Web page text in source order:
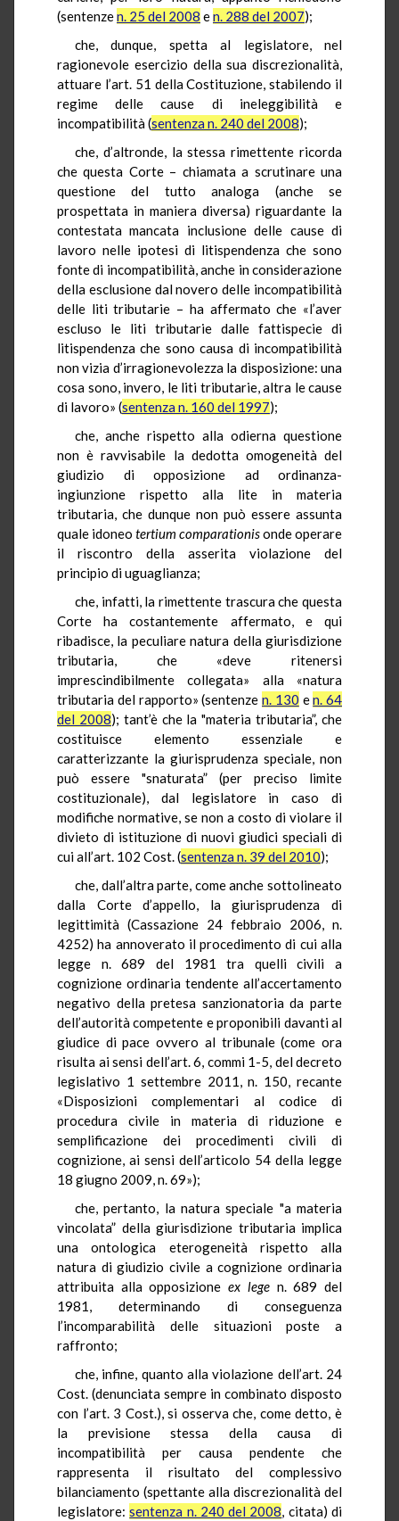
(sentenzen. 25 del 2008 en. 288 del 2007);
che, dunque, spetta al legislatore, nel
ragionevole esercizio della sua discrezionalità,
attuare l’art. 51 della Costituzione, stabilendo il
regime delle cause di ineleggibilità e
incompatibilità (sentenza n. 240 del 2008);
che, d’altronde, la stessa rimettente ricorda
che questa Corte – chiamata a scrutinare una
questione del tutto analoga (anche se
prospettata in maniera diversa) riguardante la
contestata mancata inclusione delle cause di
lavoro nelle ipotesi di litispendenza che sono
fonte di incompatibilità, anche in considerazione
della esclusione dal novero delle incompatibilità
delle liti tributarie – ha affermato che «l’aver
escluso le liti tributarie dalle fattispecie di
litispendenza che sono causa di incompatibilità
non vizia d’irragionevolezza la disposizione: una
cosa sono, invero, le liti tributarie, altra le cause
di lavoro» (sentenza n. 160 del 1997);
che, anche rispetto alla odierna questione
non è ravvisabile la dedotta omogeneità del
giudizio di opposizione ad ordinanza-
ingiunzione rispetto alla lite in materia
tributaria, che dunque non può essere assunta
quale idoneo tertium comparationisonde operare
il riscontro della asserita violazione del
principio di uguaglianza;
che, infatti, la rimettente trascura che questa
Corte ha costantemente affermato, e qui
ribadisce, la peculiare natura della giurisdizione
tributaria, che «deve ritenersi
imprescindibilmente collegata» alla «natura
tributaria del rapporto» (sentenze n. 130 en. 64
del 2008); tant’è che la "materia tributaria”, che
costituisce elemento essenziale e
caratterizzante la giurisprudenza speciale, non
può essere "snaturata” (per preciso limite
costituzionale), dal legislatore in caso di
modifiche normative, se non a costo di violare il
divieto di istituzione di nuovi giudici speciali di
cui all’art. 102 Cost. (sentenza n. 39 del 2010);
che, dall’altra parte, come anche sottolineato
dalla Corte d’appello, la giurisprudenza di
legittimità (Cassazione 24 febbraio 2006, n.
4252) ha annoverato il procedimento di cui alla
legge n. 689 del 1981 tra quelli civili a
cognizione ordinaria tendente all’accertamento
negativo della pretesa sanzionatoria da parte
dell’autorità competente e proponibili davanti al
giudice di pace ovvero al tribunale (come ora
risulta ai sensi dell’art. 6, commi 1-5, del decreto
legislativo 1 settembre 2011, n. 150, recante
«Disposizioni complementari al codice di
procedura civile in materia di riduzione e
semplificazione dei procedimenti civili di
cognizione, ai sensi dell’articolo 54 della legge
18 giugno 2009, n. 69»);
che, pertanto, la natura speciale "a materia
vincolata” della giurisdizione tributaria implica
una ontologica eterogeneità rispetto alla
natura di giudizio civile a cognizione ordinaria
attribuita alla opposizioneex lege n. 689 del
1981, determinando di conseguenza
l’incomparabilità delle situazioni poste a
raffronto;
che, infine, quanto alla violazione dell’art. 24
Cost. (denunciata sempre in combinato disposto
con l’art. 3 Cost.), si osserva che, come detto, è
la previsione stessa della causa di
incompatibilità per causa pendente che
rappresenta il risultato del complessivo
bilanciamento (spettante alla discrezionalità del
legislatore:sentenza n. 240 del 2008, citata) di